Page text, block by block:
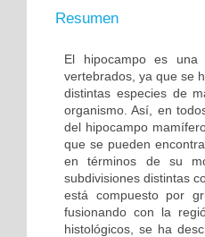
Resumen
El hipocampo es una
vertebrados, ya que se
distintas especies de
organismo. Así, en
del hipocampo
que se pueden
en términos de su
subdivisiones distintas
está compuesto por
fusionando con la
histológicos, se ha